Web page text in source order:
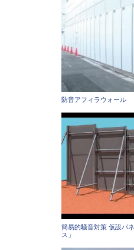
防音アフィラウォール
簡易的騒音対策 仮設パ
ス」